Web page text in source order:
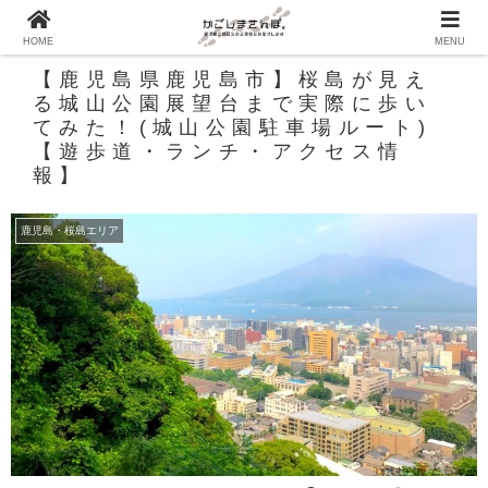
【鹿児島県鹿児島市】桜島が見え
る城山公園展望台まで実際に歩い
てみた！(城山公園駐車場ルート)
【遊歩道・ランチ・アクセス情
報】
鹿児島・桜島エリア
HOME MENU